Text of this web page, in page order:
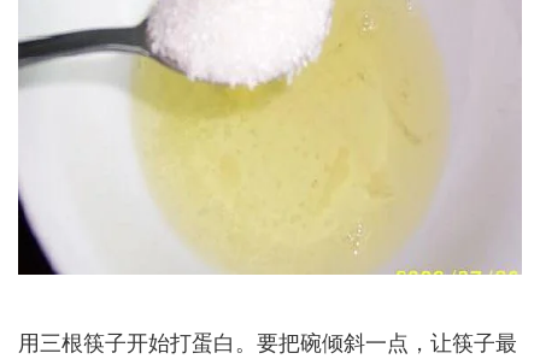
用三根筷子开始打蛋白。要把碗倾斜一点，让筷子最